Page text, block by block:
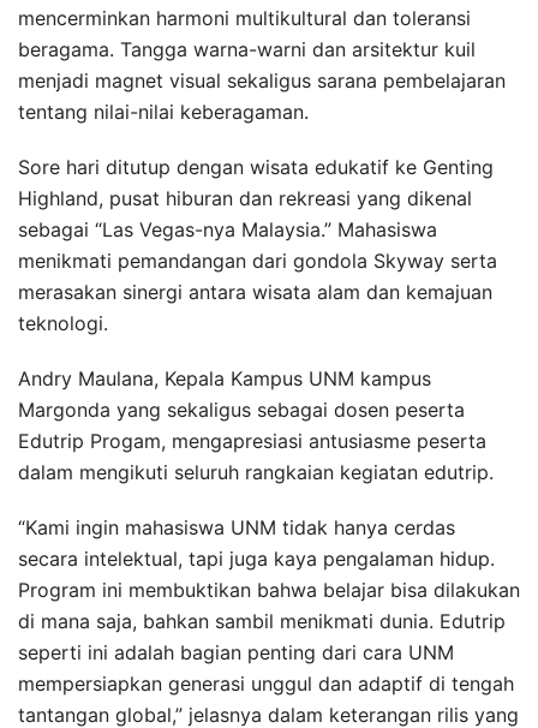
mencerminkan harmoni multikultural dan toleransi
beragama. Tangga warna-warni dan arsitektur kuil
menjadi magnet visual sekaligus sarana pembelajaran
tentang nilai-nilai keberagaman.
Sore hari ditutup dengan wisata edukatif ke Genting
Highland, pusat hiburan dan rekreasi yang dikenal
sebagai “Las Vegas-nya Malaysia.” Mahasiswa
menikmati pemandangan dari gondola Skyway serta
merasakan sinergi antara wisata alam dan kemajuan
teknologi.
Andry Maulana, Kepala Kampus UNM kampus
Margonda yang sekaligus sebagai dosen peserta
Edutrip Progam, mengapresiasi antusiasme peserta
dalam mengikuti seluruh rangkaian kegiatan edutrip.
“Kami ingin mahasiswa UNM tidak hanya cerdas
secara intelektual, tapi juga kaya pengalaman hidup.
Program ini membuktikan bahwa belajar bisa dilakukan
di mana saja, bahkan sambil menikmati dunia. Edutrip
seperti ini adalah bagian penting dari cara UNM
mempersiapkan generasi unggul dan adaptif di tengah
tantangan global,” jelasnya dalam keterangan rilis yang